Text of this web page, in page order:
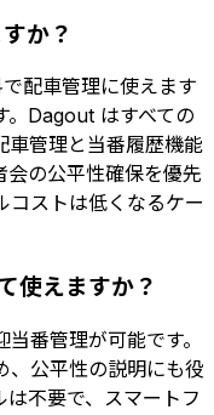
か？
配車管理に使えます
。Dagout はすべての
車管理と当番履歴機能
会の公平性確保を優先
コストは低くなるケー
使えますか？
番管理が可能です。
、公平性の説明にも役
不要で、スマートフ